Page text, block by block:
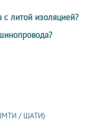
литой изоляцией?
/ ШАТИ) ·